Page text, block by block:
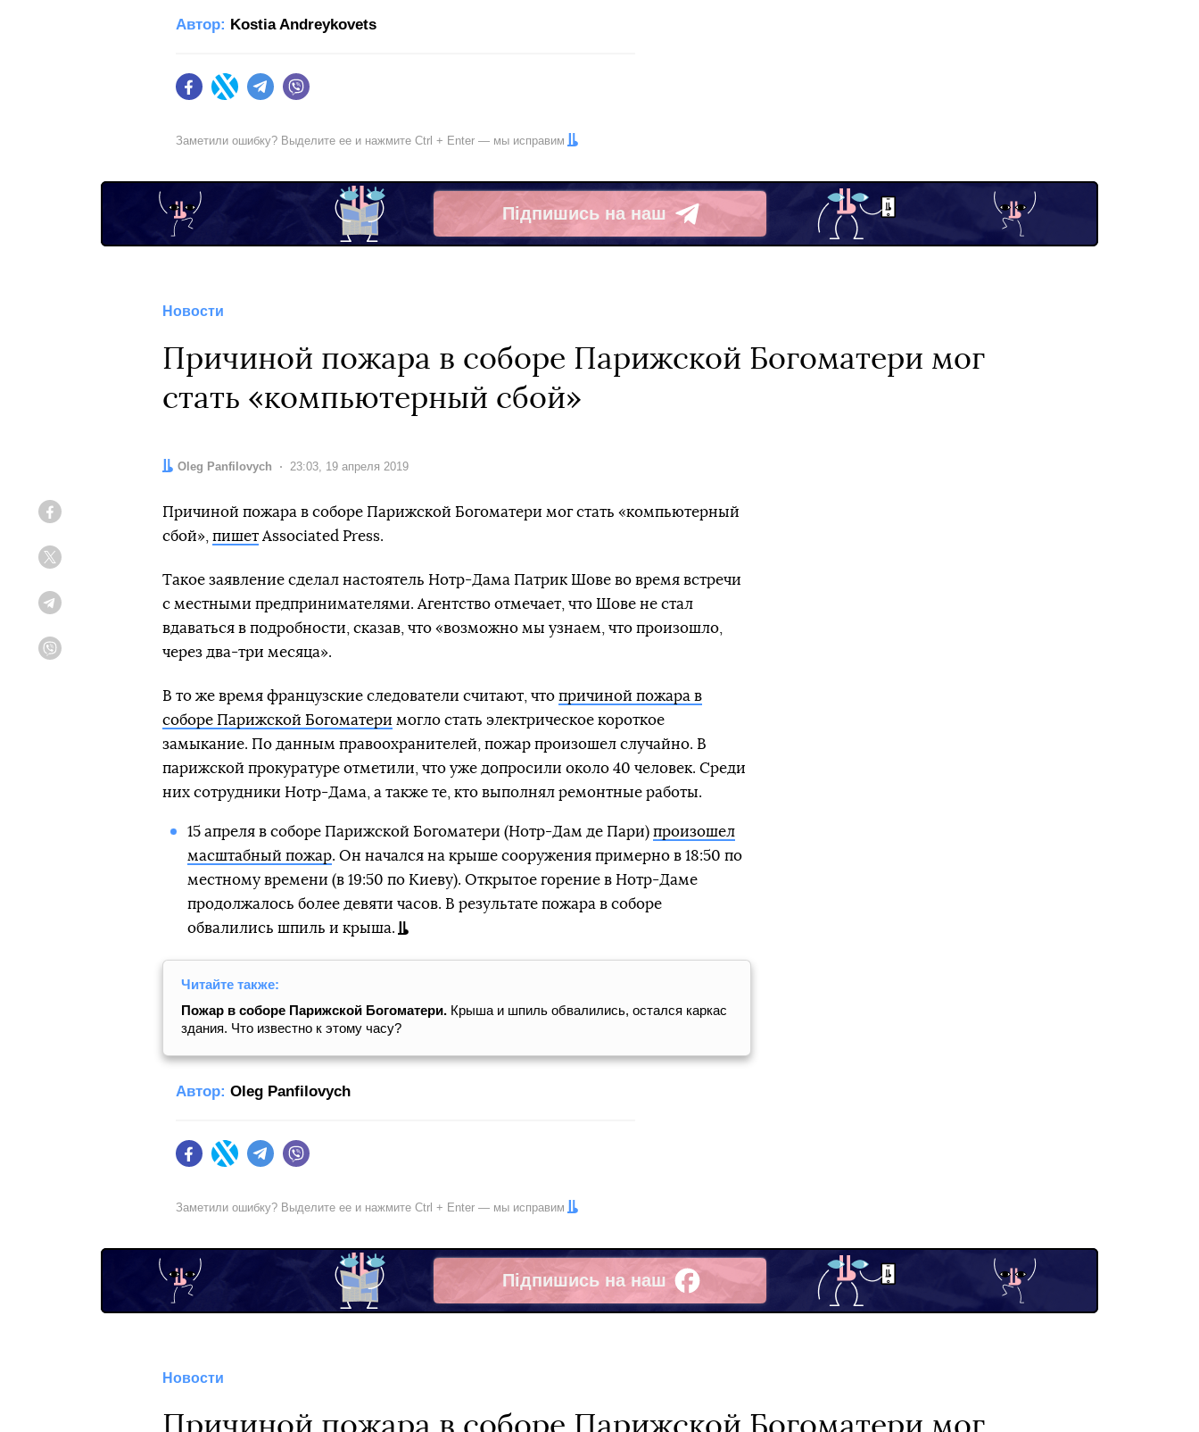
Автор: Kostia Andreykovets
FacebookTwitter Telegram
Заметили ошибку? Выделите ее и нажмите Ctrl + Enter — мы исправим
Підпишись на наш
Telegram
Новости
Причиной пожара в соборе Парижской Богоматери мог
стать «компьютерный сбой»
Автор:
Oleg Panfilovych Дата:
23:03, 19 апреля 2019
Причиной пожара в соборе Парижской Богоматери мог стать «компьютерный
сбой», пишет Associated Press.
Такое заявление сделал настоятель Нотр-Дама Патрик Шове во время встречи
с местными предпринимателями. Агентство отмечает, что Шове не стал
вдаваться в подробности, сказав, что «возможно мы узнаем, что произошло,
через два-три месяца».
В то же время французские следователи считают, что причиной пожара в
соборе Парижской Богоматери могло стать электрическое короткое
замыкание. По данным правоохранителей, пожар произошел случайно. В
парижской прокуратуре отметили, что уже допросили около 40 человек. Среди
них сотрудники Нотр-Дама, а также те, кто выполнял ремонтные работы.
15 апреля в соборе Парижской Богоматери (Нотр-Дам де Пари) произошел
масштабный пожар. Он начался на крыше сооружения примерно в 18:50 по
местному времени (в 19:50 по Киеву). Открытое горение в Нотр-Даме
продолжалось более девяти часов. В результате пожара в соборе
обвалились шпиль и крыша.
Читайте также:
Пожар в соборе Парижской Богоматери. Крыша и шпиль обвалились, остался каркас
здания. Что известно к этому часу?
Автор: Oleg Panfilovych
FacebookTwitter Telegram
Заметили ошибку? Выделите ее и нажмите Ctrl + Enter — мы исправим
Підпишись на наш
Facebook
Новости